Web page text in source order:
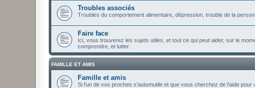
Troubles associés
Troubles du comportement alimentaire, dépression, trouble de la
Faire face
Ici, vous trouverez les sujets utiles, et tout ce qui peut aider, sur le
comprendre, et lutter.
FAMILLE ET AMIS
Famille et amis
Si l'un de vos proches s'automutile et que vous cherchez de l'aide pour